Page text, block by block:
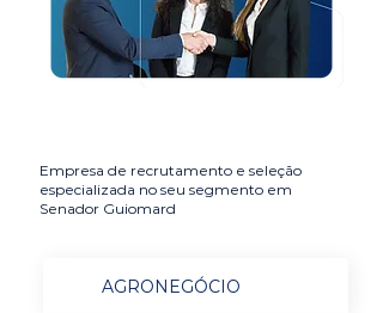
Empresa de recrutamento e seleção
especializada no seu segmento em
Senador Guiomard
AGRONEGÓCIO